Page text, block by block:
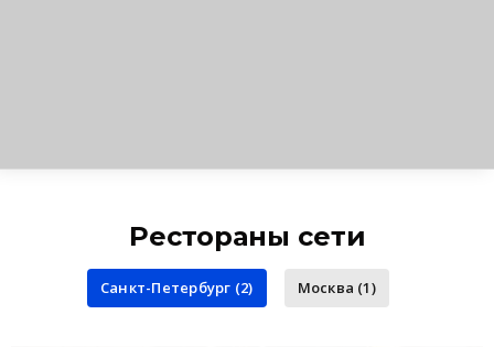
Рестораны сети
Санкт-Петербург (2) Москва (1)